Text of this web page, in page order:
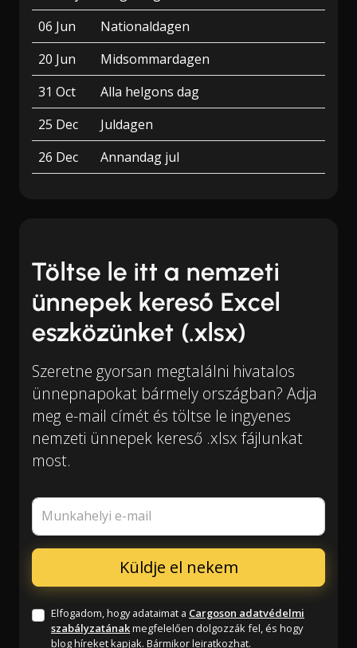
06 Jun
Nationaldagen
20 Jun
Midsommardagen
31 Oct
Alla helgons dag
25 Dec
Juldagen
26 Dec
Annandag jul
Töltse le itt a nemzeti
ünnepek kereső Excel
eszközünket (.xlsx)
Szeretne gyorsan megtalálni hivatalos
ünnepnapokat bármely országban? Adja
meg e-mail címét és töltse le ingyenes
nemzeti ünnepek kereső .xlsx fájlunkat
most.
Munkahelyi e-mail
Elfogadom, hogy adataimat a Cargoson adatvédelmi
szabályzatánakmegfelelően dolgozzák fel, és hogy
blog híreket kapjak. Bármikor leiratkozhat.